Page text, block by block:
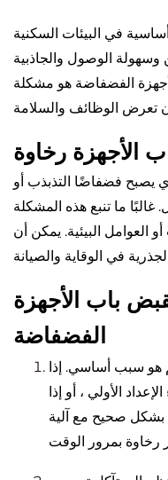
في البيئات السكنية
وسهولة الوصول والجاذبية
الفضفاضة هو مشكلة
الأجهزة رخاوة
يصبح فضفاضًا التذبذب أو
ما تنبع هذه المشكلة
العوامل البيئية. يمكن أن
باب الأجهزة
الفضفاضة
هو سبب أساسي. إذا
الأولي ، أو إذا
بشكل صحيح مع آلية